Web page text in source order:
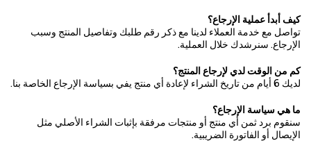
كيف أبدأ عملية الإرجاع؟
تواصل مع خدمة العملاء لدينا مع ذكر رقم طلبك وتفاصيل المنتج وسبب
الإرجاع. سنرشدك خلال العملية.
كم من الوقت لدي لإرجاع المنتج؟
لديك 6 أيام من تاريخ الشراء لإعادة أي منتج يفي بسياسة الإرجاع الخاصة بنا.
ما هي سياسة الإرجاع؟
سنقوم برد ثمن أي منتج أو منتجات مرفقة بإثبات الشراء الأصلي مثل
الإيصال أو الفاتورة الضريبية.